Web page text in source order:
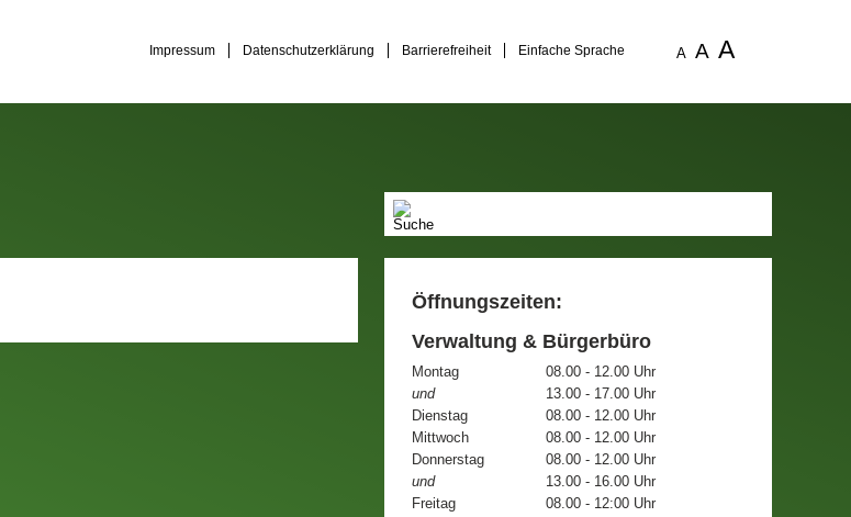
Impressum Datenschutzerklärung Barrierefreiheit Einfache Sprache A A A
Öffnungszeiten:
Verwaltung & Bürgerbüro
Montag
08.00 - 12.00 Uhr
und
13.00 - 17.00 Uhr
Dienstag
08.00 - 12.00 Uhr
Mittwoch
08.00 - 12.00 Uhr
Donnerstag
08.00 - 12.00 Uhr
und
13.00 - 16.00 Uhr
Freitag
08.00 - 12:00 Uhr